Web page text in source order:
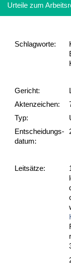
Urteile zum
Schlag­worte:
Gericht:
Akten­zeichen:
Typ:
Ent­scheid­ungs­
datum:
Leit­sätze: